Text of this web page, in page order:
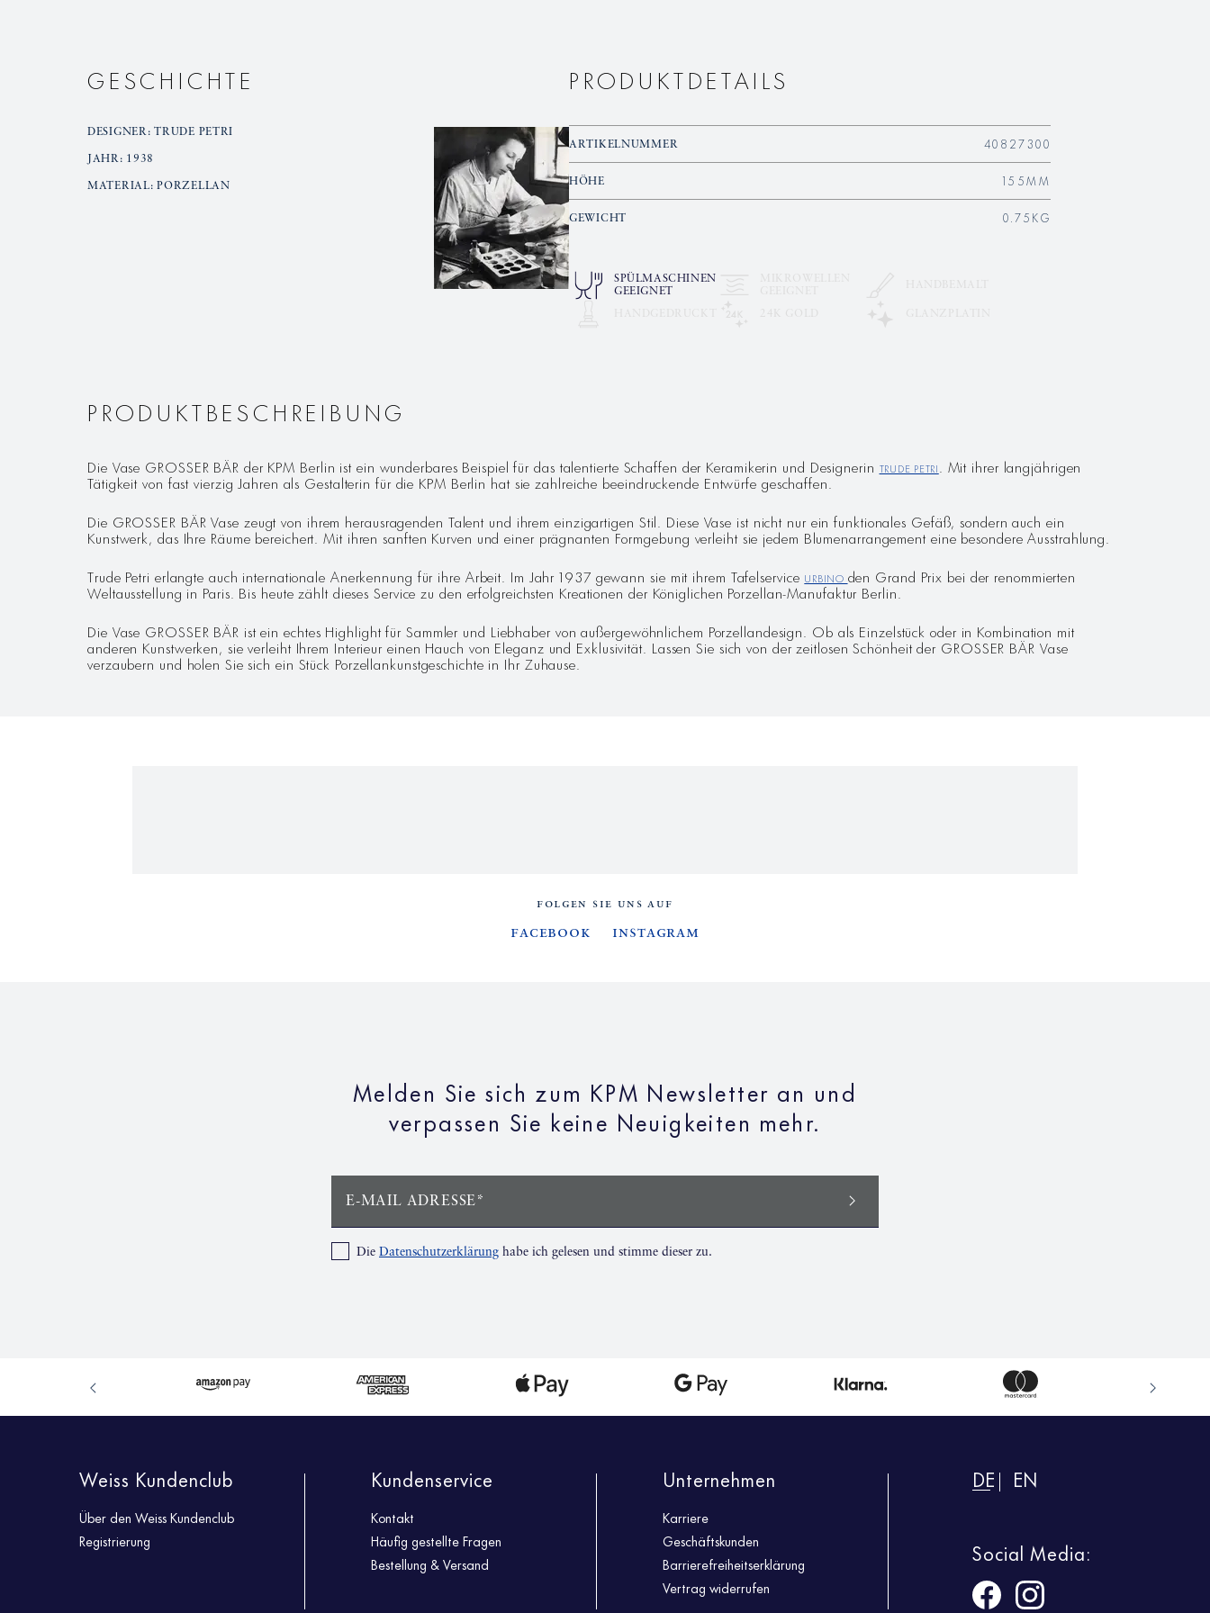
GESCHICHTE
DESIGNER: TRUDE PETRI
JAHR: 1938
MATERIAL: PORZELLAN
PRODUKTDETAILS
ARTIKELNUMMER 40827300
HÖHE 155MM
GEWICHT 0.75KG
SPÜLMASCHINEN
GEEIGNET
PRODUKTBESCHREIBUNG
Die Vase GROSSER BÄR der KPM Berlin ist ein wunderbares Beispiel für das talentierte Schaffen der Keramikerin und Designerin Trude Petri. Mit ihrer langjährigen
Tätigkeit von fast vierzig Jahren als Gestalterin für die KPM Berlin hat sie zahlreiche beeindruckende Entwürfe geschaffen.
Die GROSSER BÄR Vase zeugt von ihrem herausragenden Talent und ihrem einzigartigen Stil. Diese Vase ist nicht nur ein funktionales Gefäß, sondern auch ein
Kunstwerk, das Ihre Räume bereichert. Mit ihren sanften Kurven und einer prägnanten Formgebung verleiht sie jedem Blumenarrangement eine besondere Ausstrahlung.
Trude Petri erlangte auch internationale Anerkennung für ihre Arbeit. Im Jahr 1937 gewann sie mit ihrem Tafelservice URBINO den Grand Prix bei der renommierten
Weltausstellung in Paris. Bis heute zählt dieses Service zu den erfolgreichsten Kreationen der Königlichen Porzellan-Manufaktur Berlin.
Die Vase GROSSER BÄR ist ein echtes Highlight für Sammler und Liebhaber von außergewöhnlichem Porzellandesign. Ob als Einzelstück oder in Kombination mit
anderen Kunstwerken, sie verleiht Ihrem Interieur einen Hauch von Eleganz und Exklusivität. Lassen Sie sich von der zeitlosen Schönheit der GROSSER BÄR Vase
verzaubern und holen Sie sich ein Stück Porzellankunstgeschichte in Ihr Zuhause.
FOLGEN SIE UNS AUF
Facebook Instagram
Melden Sie sich zum KPM Newsletter an und
verpassen Sie keine Neuigkeiten mehr.
E-MAIL ADRESSE*
Die Datenschutzerklärung habe ich gelesen und stimme dieser zu.
Weiss Kundenclub
Über den Weiss Kundenclub
Registrierung
Kundenservice
Kontakt
Häufig gestellte Fragen
Bestellung & Versand
Unternehmen
Karriere
Geschäftskunden
Barrierefreiheitserklärung
Vertrag widerrufen
DE EN
Social Media: